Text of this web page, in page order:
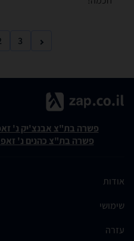
3
פשרה בת"צ אבנצ'יק נ' זאפ גרופ
פשרה בת"צ כהנים נ' זאפ גרופ
אודות
שימושי
עזרה